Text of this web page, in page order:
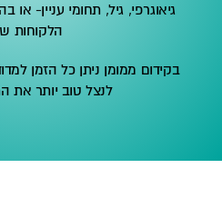
גיאוגרפי, גיל, תחומי עניין-
הלקוחות
בקידום ממומן ניתן כל הזמן
לנצל טוב יותר את